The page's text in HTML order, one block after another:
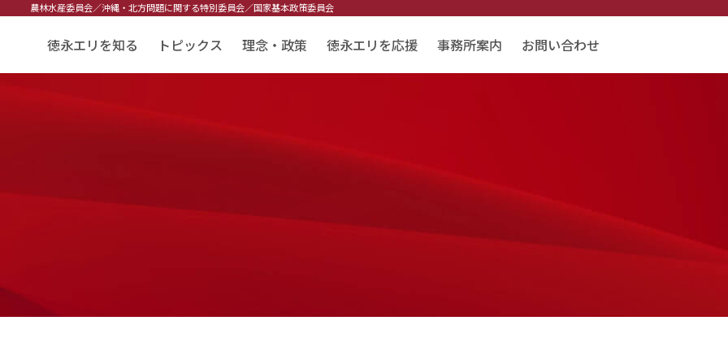
農林水産委員会／沖縄・北方問題に関する特別委員会／国家基本政策委員会
徳永エリを知る トピックス 理念・政策 徳永エリを応援 事務所案内 お問い合わせ